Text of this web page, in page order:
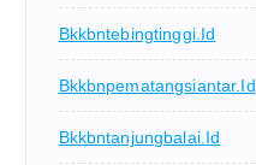
Bkkbntebingtinggi.id
Bkkbnpematangsiantar.id
Bkkbntanjungbalai.id